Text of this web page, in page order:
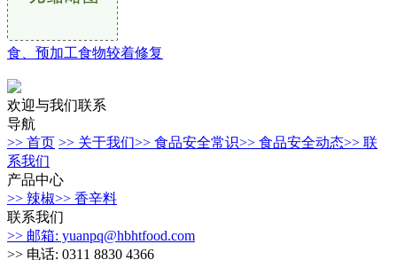
食、预加工食物较着修复
欢迎与我们联系
导航
>> 首页 >> 关于我们>> 食品安全常识>> 食品安全动态>> 联
系我们
产品中心
>> 辣椒>> 香辛料
联系我们
>> 邮箱: yuanpq@hbhtfood.com
>> 电话: 0311 8830 4366